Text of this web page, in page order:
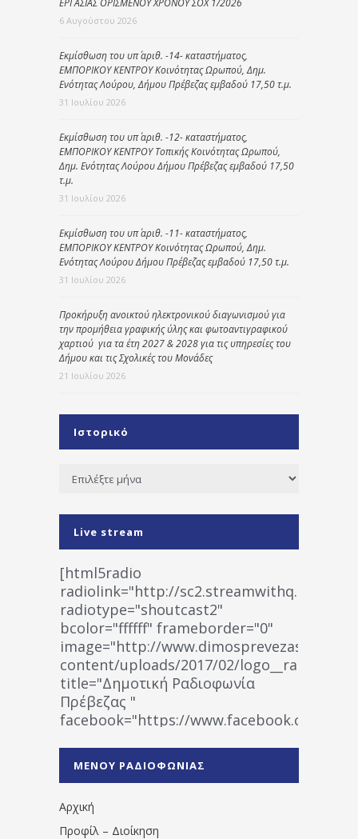
6 Αυγούστου 2026
Εκμίσθωση του υπ΄ αριθ. -14- καταστήματος,
ΕΜΠΟΡΙΚΟΥ ΚΕΝΤΡΟΥ Κοινότητας Ωρωπού, Δημ.
Ενότητας Λούρου, Δήμου Πρέβεζας εμβαδού 17,50 τ.μ.
31 Ιουλίου 2026
Εκμίσθωση του υπ΄ αριθ. -12- καταστήματος,
ΕΜΠΟΡΙΚΟΥ ΚΕΝΤΡΟΥ Τοπικής Κοινότητας Ωρωπού,
Δημ. Ενότητας Λούρου Δήμου Πρέβεζας εμβαδού 17,50
τ.μ.
31 Ιουλίου 2026
Εκμίσθωση του υπ΄ αριθ. -11- καταστήματος,
ΕΜΠΟΡΙΚΟΥ ΚΕΝΤΡΟΥ Κοινότητας Ωρωπού, Δημ.
Ενότητας Λούρου Δήμου Πρέβεζας εμβαδού 17,50 τ.μ.
31 Ιουλίου 2026
Προκήρυξη ανοικτού ηλεκτρονικού διαγωνισμού για
την προμήθεια γραφικής ύλης και φωτοαντιγραφικού
χαρτιού για τα έτη 2027 & 2028 για τις υπηρεσίες του
Δήμου και τις Σχολικές του Μονάδες
21 Ιουλίου 2026
Ιστορικό
Ιστορικό
Live stream
[html5radio
radiolink="http://
radiotype="shoutcast2"
bcolor="ffffff" frameborder="0"
image="http://www.dimosprevezas.gr/wp-
content/uploads/2017/02/
title="Δημοτική Ραδιοφωνία
Πρέβεζας "
facebook="https://www.facebook.com/
1531194763766854/" artist="" ]
ΜΕΝΟΥ ΡΑΔΙΟΦΩΝΙΑΣ
Αρχική
Προφίλ – Διοίκηση